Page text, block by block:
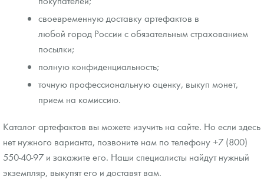
своевременную доставку артефактов в
любой город России с обязательным страхованием
посылки;
полную конфиденциальность;
точную профессиональную оценку, выкуп монет,
прием на комиссию.
Каталог артефактов вы можете изучить на сайте. Но если здесь
нет нужного варианта, позвоните нам по телефону +7 (800)
550-40-97 и закажите его. Наши специалисты найдут нужный
экземпляр, выкупят его и доставят вам.